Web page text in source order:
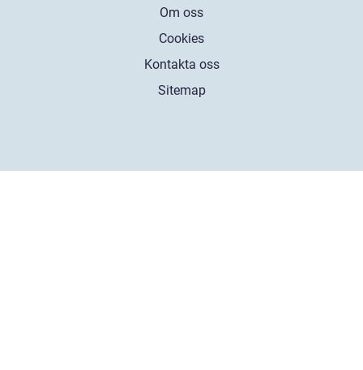
Om oss
Cookies
Kontakta oss
Sitemap